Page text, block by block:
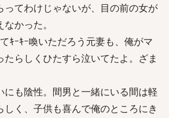
ってわけじゃないが、目の前の女が
かった。
ｷｰｷｰ喚いただろう元妻も、俺がマ
たらしくひたすら泣いてたよ。ざま
にも陰性。間男と一緒にいる間は軽
しく、子供も喜んで俺のところにき